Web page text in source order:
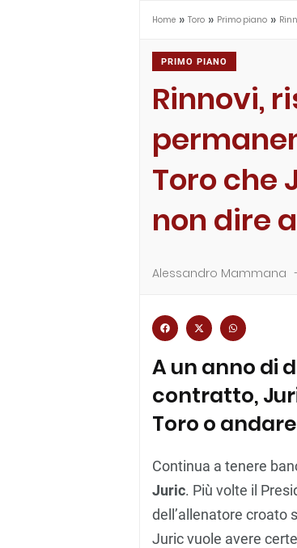
Home » Toro » Primo piano »
PRIMO PIANO
Rinnovi,
Toro che
non dire
Alessandro Mammana
A un anno di
contratto,
Toro o
Continua a tenere
Juric. Più volte il
dell’allenatore croato
Juric vuole avere